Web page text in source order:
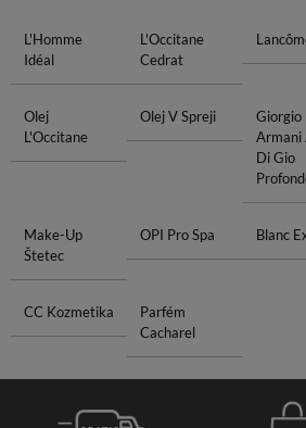
L'Homme
Idéal
L'Occitane
Cedrat
Olej
L'Occitane
Olej V Spreji
Giorgio
Armani
Di Gio
Make-Up
Štetec
OPI Pro Spa Blanc
CC Kozmetika
Parfém
Cacharel